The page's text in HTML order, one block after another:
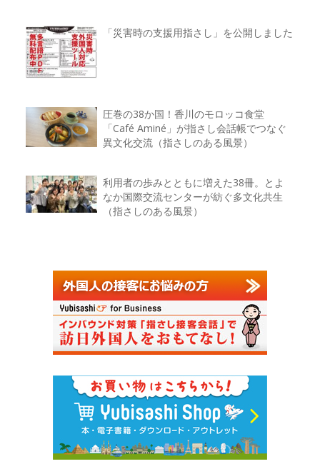
「災害時の支援用指さし」を公開しました
圧巻の38か国！香川のモロッコ食堂
「Café Aminé」が指さし会話帳でつなぐ
異文化交流（指さしのある風景）
利用者の歩みとともに増えた38冊。とよ
なか国際交流センターが紡ぐ多文化共生
（指さしのある風景）